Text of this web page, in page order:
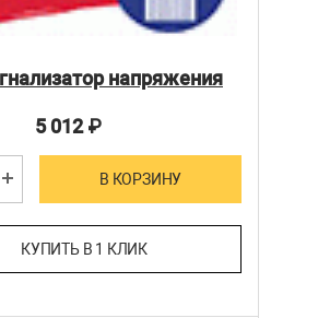
напряжения
5 012₽
В КОРЗИНУ
КУПИТЬ В 1 КЛИК